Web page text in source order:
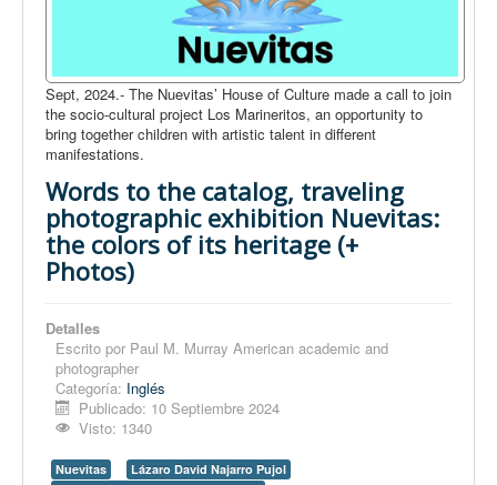
Sept, 2024.- The Nuevitas’ House of Culture made a call to join
the socio-cultural project Los Marineritos, an opportunity to
bring together children with artistic talent in different
manifestations.
Words to the catalog, traveling
photographic exhibition Nuevitas:
the colors of its heritage (+
Photos)
Detalles
Escrito por Paul M. Murray American academic and
photographer
Categoría: Inglés
Publicado: 10 Septiembre 2024
Visto: 1340
Nuevitas
Lázaro David Najarro Pujol